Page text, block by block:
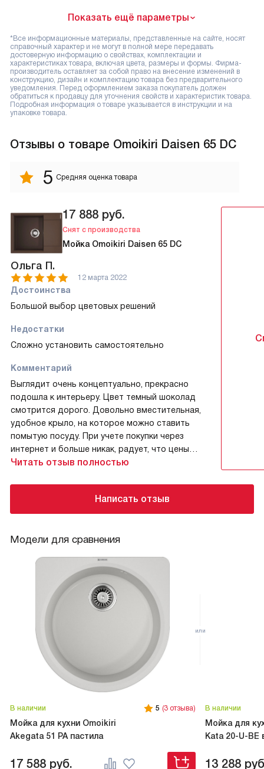
Показать ещё параметры
*Все информационные материалы, представленные на сайте, носят
справочный характер и не могут в полной мере передавать
достоверную информацию о свойствах, комплектации и
характеристиках товара, включая цвета, размеры и формы. Фирма-
производитель оставляет за собой право на внесение изменений в
конструкцию, дизайн и комплектацию товара без предварительного
уведомления. Перед оформлением заказа покупатель должен
обратиться к продавцу для уточнения свойств и характеристик товара.
Подробная информация о товаре указывается в инструкции и на
упаковке товара.
Отзывы о товаре Omoikiri Daisen 65 DC
5 Средняя оценка товара
17 888 руб.
Снят с производства
Мойка Omoikiri Daisen 65 DC
Ольга П.
12 марта 2022
Достоинства
Большой выбор цветовых решений
Недостатки
Сложно установить самостоятельно
Комментарий
Выглядит очень концептуально, прекрасно
подошла к интерьеру. Цвет темный шоколад
смотрится дорого. Довольно вместительная,
удобное крыло, на которое можно ставить
помытую посуду. При учете покупки через
интернет и больше никак, радует, что цены
на сайте всегда актуальные, а менеджеры
Читать отзыв полностью
Написать отзыв
Модели для сравнения
В наличии 5 (3 отзыва)
Мойка для кухни Omoikiri
Akegata 51 PA пастила
17 588 руб.
В наличии
Мойка для
Kata 20-U-BE
13 288